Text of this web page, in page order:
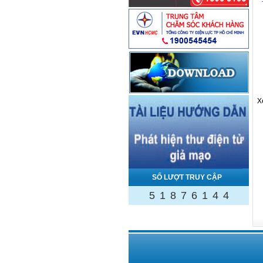
SỐ LƯỢT TRUY CẬP
5 1 8 7 6 1 4 4